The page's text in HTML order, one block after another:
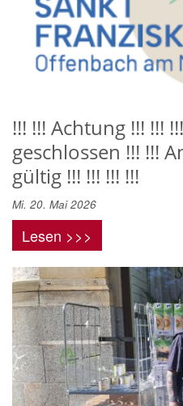
!!! !!! Achtung !!! !!!
geschlossen !!! !!!
gültig !!! !!! !!! !!!
Mi. 20. Mai 2026
Lesen >>>